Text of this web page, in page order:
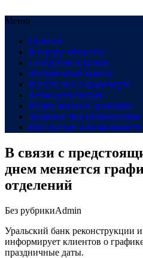
Меню
Главная
В сердце общества
Созидание и рынок
Финансовый компас
В пути: все о транспорте
Техно-революция
Рынок жилья в динамике
Здоровье под микроскопом
Инновации и возможности
В связи с
днем меняется
отделений
Без рубрикиAdmin
Уральский банк реконструкции
информирует клиентов о
праздничные даты.